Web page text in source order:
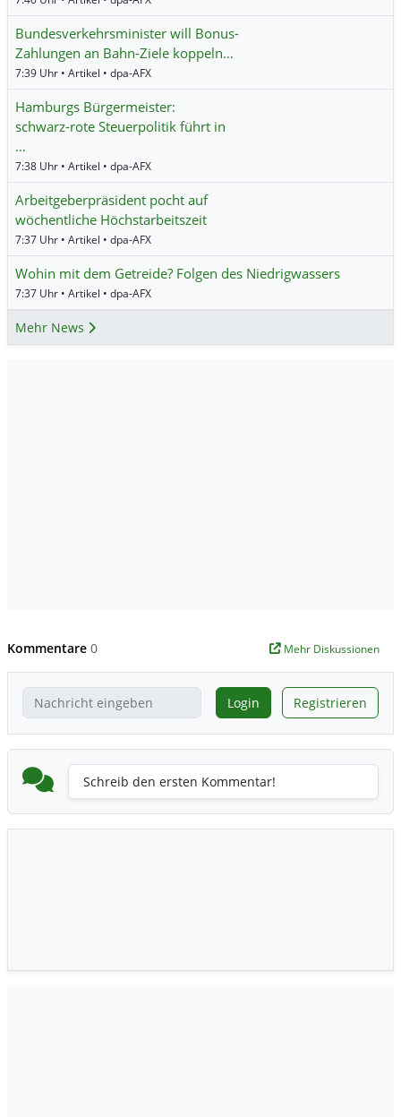
Bundesverkehrsminister will Bonus-
Zahlungen an Bahn-Ziele koppeln…
7:39 Uhr • Artikel • dpa-AFX
Hamburgs Bürgermeister:
schwarz-rote Steuerpolitik führt in
…
7:38 Uhr • Artikel • dpa-AFX
Arbeitgeberpräsident pocht auf
wöchentliche Höchstarbeitszeit
7:37 Uhr • Artikel • dpa-AFX
Wohin mit dem Getreide? Folgen des Niedrigwassers
7:37 Uhr • Artikel • dpa-AFX
Mehr News
Kommentare 0 Mehr Diskussionen
Login Registrieren
Schreib den ersten Kommentar!